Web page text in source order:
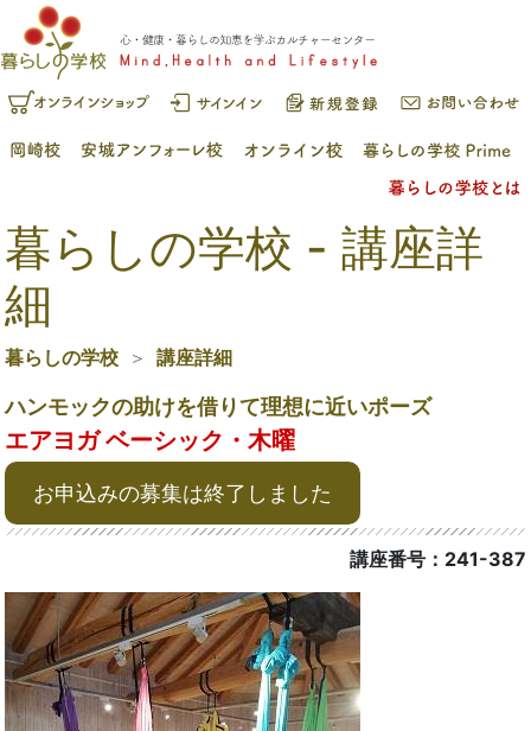
暮らしの学校 - 講座詳
細
暮らしの学校 講座詳細
ハンモックの助けを借りて理想に近いポーズ
エアヨガ ベーシック・木曜
お申込みの募集は終了しました
講座番号：241-387